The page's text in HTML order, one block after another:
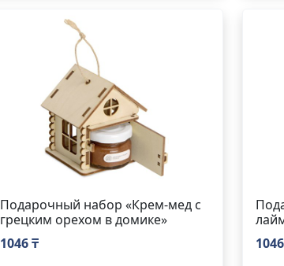
Подарочный набор «Крем-мед с
грецким орехом в домике»
1046 ₸